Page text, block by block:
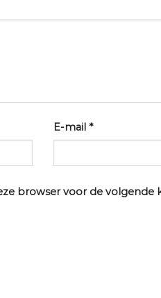
E-mail *
browser voor de volgende